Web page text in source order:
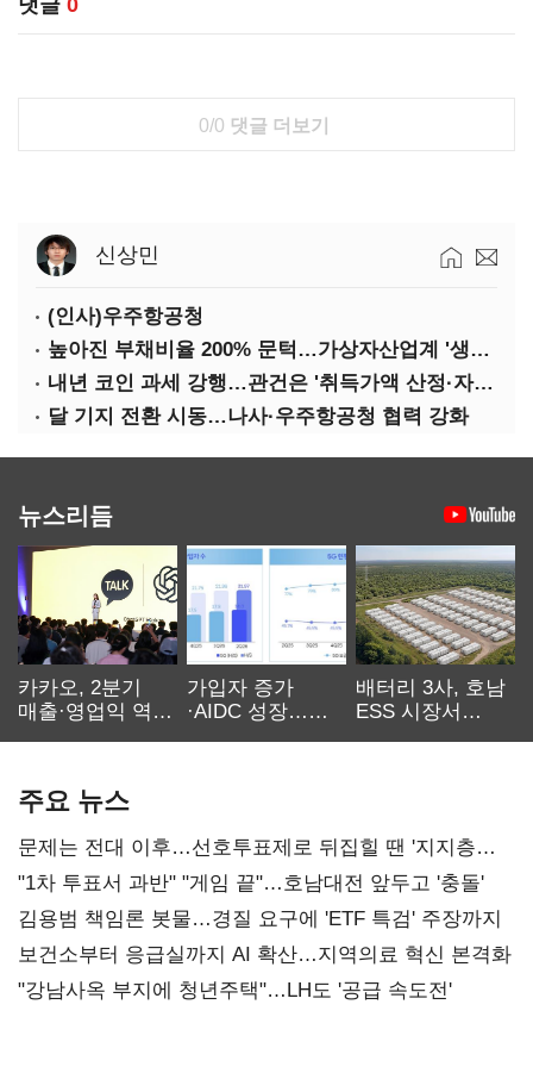
댓글 0
0/0 댓글 더보기
신상민
(인사)우주항공청
높아진 부채비율 200% 문턱…가상자산업계 '생존 시험대'
내년 코인 과세 강행…관건은 '취득가액 산정·자산 이동'
달 기지 전환 시동…나사·우주항공청 협력 강화
뉴스리듬
카카오, 2분기
매출·영업익 역대
가입자 증가
·AIDC 성장…
배터리 3사, 호남
ESS 시장서
주요 뉴스
문제는 전대 이후…선호투표제로 뒤집힐 땐 '지지층
불복'
"1차 투표서 과반" "게임 끝"…호남대전 앞두고 '충돌'
김용범 책임론 봇물…경질 요구에 'ETF 특검' 주장까지
보건소부터 응급실까지 AI 확산…지역의료 혁신 본격화
"강남사옥 부지에 청년주택"…LH도 '공급 속도전'